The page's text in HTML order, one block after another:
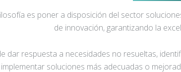
es poner a disposición del sector
de innovación, garantizando la
dar respuesta a necesidades no resueltas,
soluciones más adecuadas o